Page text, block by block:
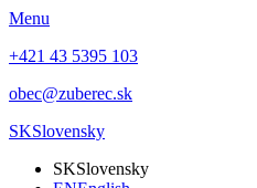
Menu
+421 43 5395 103
obec@zuberec.sk
SKSlovensky
SKSlovensky